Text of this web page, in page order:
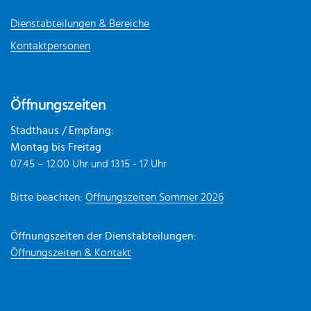
Dienstabteilungen & Bereiche
Kontaktpersonen
Öffnungszeiten
Stadthaus / Empfang:
Montag bis Freitag
07.45 – 12.00 Uhr und 13.15 - 17 Uhr
Bitte beachten: Öffnungszeiten Sommer 2026
Öffnungszeiten der Dienstabteilungen:
Öffnungszeiten & Kontakt